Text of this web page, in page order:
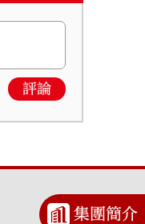
評論
集團簡介